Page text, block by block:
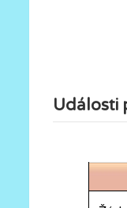
Události